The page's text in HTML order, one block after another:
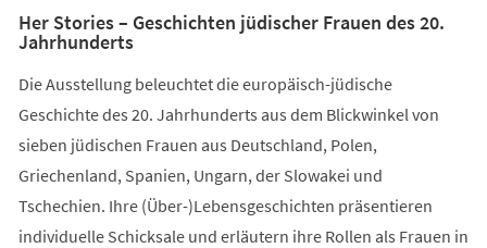
Her Stories – Geschichten jüdischer Frauen des 20.
Jahrhunderts
Die Ausstellung beleuchtet die europäisch-jüdische
Geschichte des 20. Jahrhunderts aus dem Blickwinkel von
sieben jüdischen Frauen aus Deutschland, Polen,
Griechenland, Spanien, Ungarn, der Slowakei und
Tschechien. Ihre (Über-)Lebensgeschichten präsentieren
individuelle Schicksale und erläutern ihre Rollen als Frauen in